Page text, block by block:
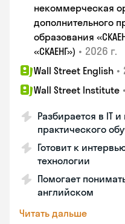
некоммерческая
дополнительного
образования
«СКАЕНГ») • 2026 г.
Wall Street English •
Wall Street Institute •
Разбирается в IT
практического
Готовит к
технологии
Помогает
английском
Читать дальше